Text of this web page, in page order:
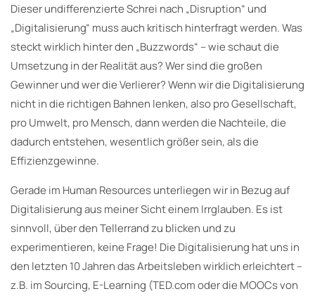
Dieser undifferenzierte Schrei nach „Disruption“ und
„Digitalisierung“ muss auch kritisch hinterfragt werden. Was
steckt wirklich hinter den „Buzzwords“ – wie schaut die
Umsetzung in der Realität aus? Wer sind die großen
Gewinner und wer die Verlierer? Wenn wir die Digitalisierung
nicht in die richtigen Bahnen lenken, also pro Gesellschaft,
pro Umwelt, pro Mensch, dann werden die Nachteile, die
dadurch entstehen, wesentlich größer sein, als die
Effizienzgewinne.
Gerade im Human Resources unterliegen wir in Bezug auf
Digitalisierung aus meiner Sicht einem Irrglauben. Es ist
sinnvoll, über den Tellerrand zu blicken und zu
experimentieren, keine Frage! Die Digitalisierung hat uns in
den letzten 10 Jahren das Arbeitsleben wirklich erleichtert –
z.B. im Sourcing, E-Learning (TED.com oder die MOOCs von